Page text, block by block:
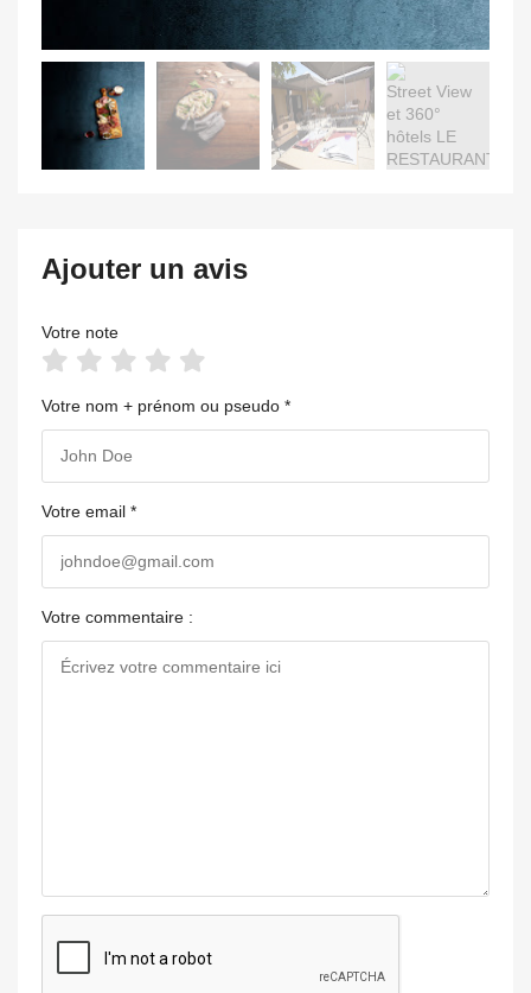
Ajouter un avis
Votre note
Votre nom + prénom ou pseudo *
Votre email *
Votre commentaire :